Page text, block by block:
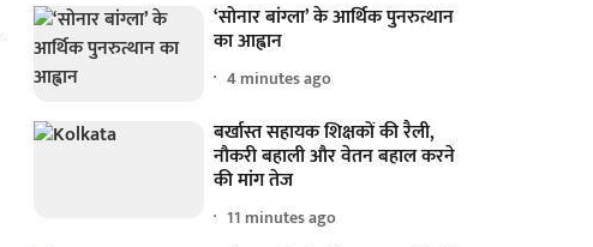
‘सोनार बांग्ला’ के आर्थिक पुनरुत्थान
का आह्वान
4 minutes ago
बर्खास्त सहायक शिक्षकों की रैली,
नौकरी बहाली और वेतन बहाल करने
की मांग तेज
11 minutes ago